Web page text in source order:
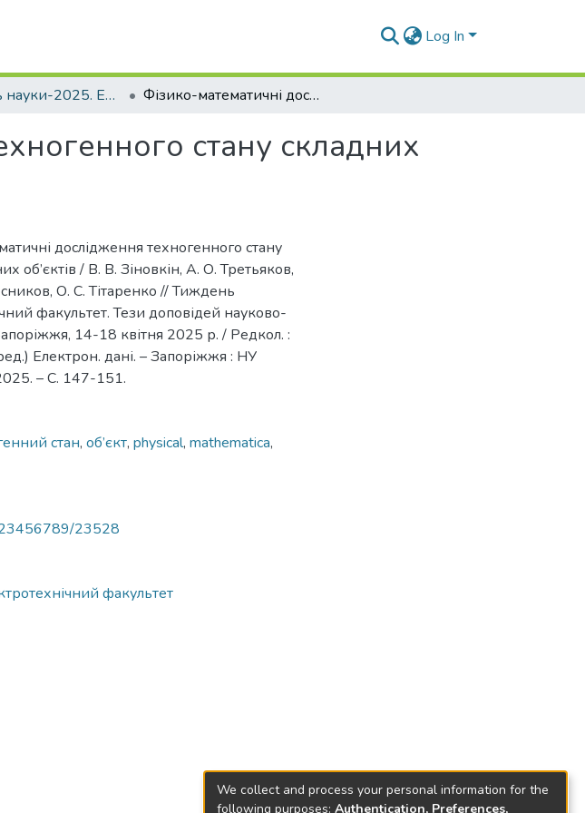
Log In
Тиждень науки-2025. Електротехнічний факультет Фізико-математичні дослідження техногенного стану складних електромеханічних об’єктів
стану складних
дослідження техногенного стану
об’єктів / В. В. Зіновкін, А. О. Третьяков,
О. С. Тітаренко // Тиждень
факультет. Тези доповідей науково-
14-18 квітня 2025 р. / Редкол. :
Електрон. дані. – Запоріжжя : НУ
– С. 147-151.
стан, об’єкт, physical, mathematica,
23528
факультет
We collect and process your personal information for the
following purposes: Authentication, Preferences,